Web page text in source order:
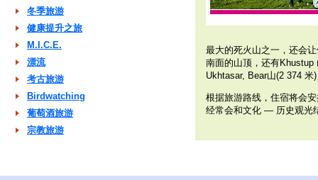
冬季旅游
健康提升之旅
M.I.C.E.
漂流
考古旅游
Birdwatching
葡萄酒旅游
宗教旅游
最大的死火山之一，还会
南面的山顶，还有Khustup
Ukhtasar, Bear山(2 374 米
根据旅游路线，住宿将会
经常会和文化 — 历史观光